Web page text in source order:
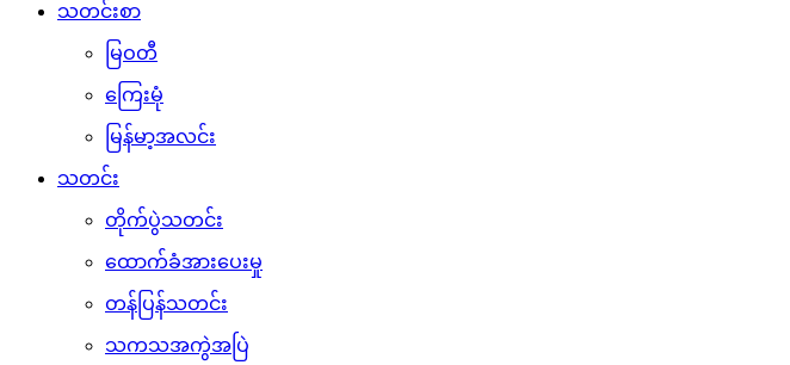
သတင်းစာ
မြဝတီ
ကြေးမုံ
မြန်မာ့အလင်း
သတင်း
တိုက်ပွဲသတင်း
ထောက်ခံအားပေးမှု
တန်ပြန်သတင်း
သကသအကွဲအပြဲ